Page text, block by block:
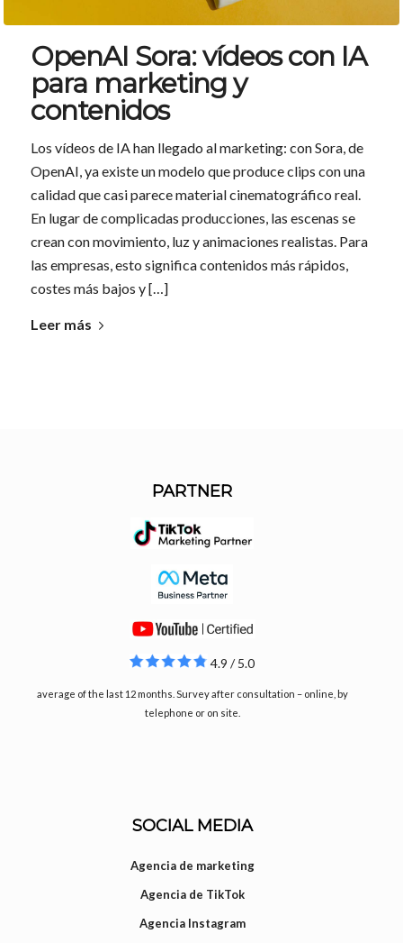
OpenAI Sora: vídeos con IA
para marketing y
contenidos
Los vídeos de IA han llegado al marketing: con Sora, de
OpenAI, ya existe un modelo que produce clips con una
calidad que casi parece material cinematográfico real.
En lugar de complicadas producciones, las escenas se
crean con movimiento, luz y animaciones realistas. Para
las empresas, esto significa contenidos más rápidos,
costes más bajos y […]
Leer más
PARTNER
4.9 / 5.0
average of the last 12 months. Survey after consultation – online, by
telephone or on site.
SOCIAL MEDIA
Agencia de marketing
Agencia de TikTok
Agencia Instagram